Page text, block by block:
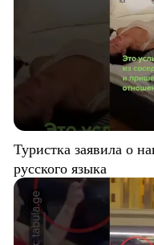
Туристка заявила о
русского языка